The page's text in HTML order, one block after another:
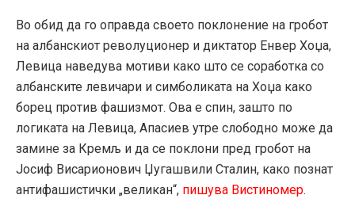
Во обид да го оправда своето поклонение на гробот
на албанскиот револуционер и диктатор Енвер Хоџа,
Левица наведува мотиви како што се соработка со
албанските левичари и симболиката на Хоџа како
борец против фашизмот. Ова е спин, зашто по
логиката на Левица, Апасиев утре слободно може да
замине за Кремљ и да се поклони пред гробот на
Јосиф Висарионович Џугашвили Сталин, како познат
антифашистички „великан“, пишува Вистиномер.